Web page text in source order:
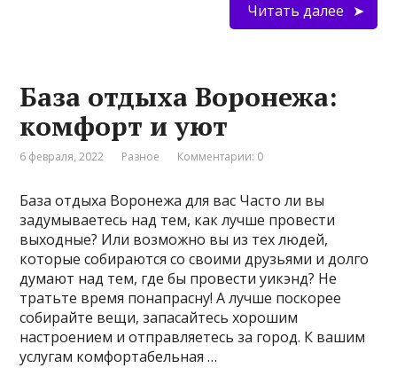
Читать далее
База отдыха Воронежа:
комфорт и уют
6 февраля, 2022 Разное Комментарии: 0
База отдыха Воронежа для вас Часто ли вы
задумываетесь над тем, как лучше провести
выходные? Или возможно вы из тех людей,
которые собираются со своими друзьями и долго
думают над тем, где бы провести уикэнд? Не
тратьте время понапрасну! А лучше поскорее
собирайте вещи, запасайтесь хорошим
настроением и отправляетесь за город. К вашим
услугам комфортабельная …